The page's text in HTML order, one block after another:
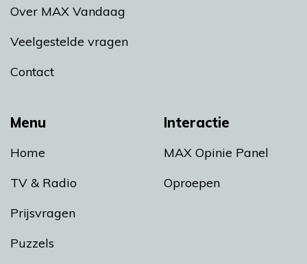
Menu
Home
TV & Radio
Prijsvragen
Puzzels
Interactie
MAX Opinie Panel
Oproepen
Over MAX Vandaag
Veelgestelde vragen
Contact